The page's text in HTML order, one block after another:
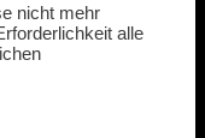
nicht mehr
alle